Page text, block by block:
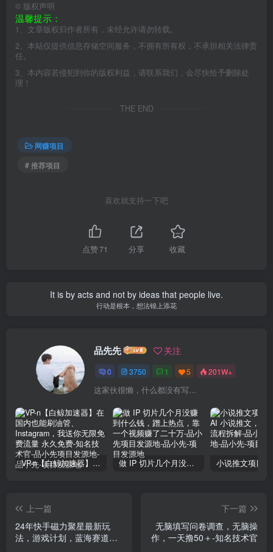
© 版权声明
温馨提示：
1、文章版权归作者所有，未经允许请勿转载。
2、本站仅提供信息存储空间服务，不拥有所有权，不承担相关法律责
任。
3、本内容若侵犯到你的版权利益，请联系我们，会尽快给予删除处
理！
THE END
网赚项目
# 推荐项目
喜欢就支持一下吧
点赞71 分享 收藏
It is by acts and not by ideas that people live.
行动是根本，想法锦上添花
品先先 关注
0 3750 1 5 201W+
这家伙很懒，什么都没有写...
VP-n【白鲸加速器】在国内也能刷油管、Instagram，我送你无限免费流量 永久免费-知名技术官-品小先项目发源地 做 IP 切片几个月没赚到什么钱，蹭上热点，靠一个视频赚了二十万-品小先项目发源地
上一篇
24年快手磁力聚星最新玩
法，游戏计划，蓝海赛道，
下一篇
无脑填写问卷调查，无脑操
作，一天撸50＋-知名技术官